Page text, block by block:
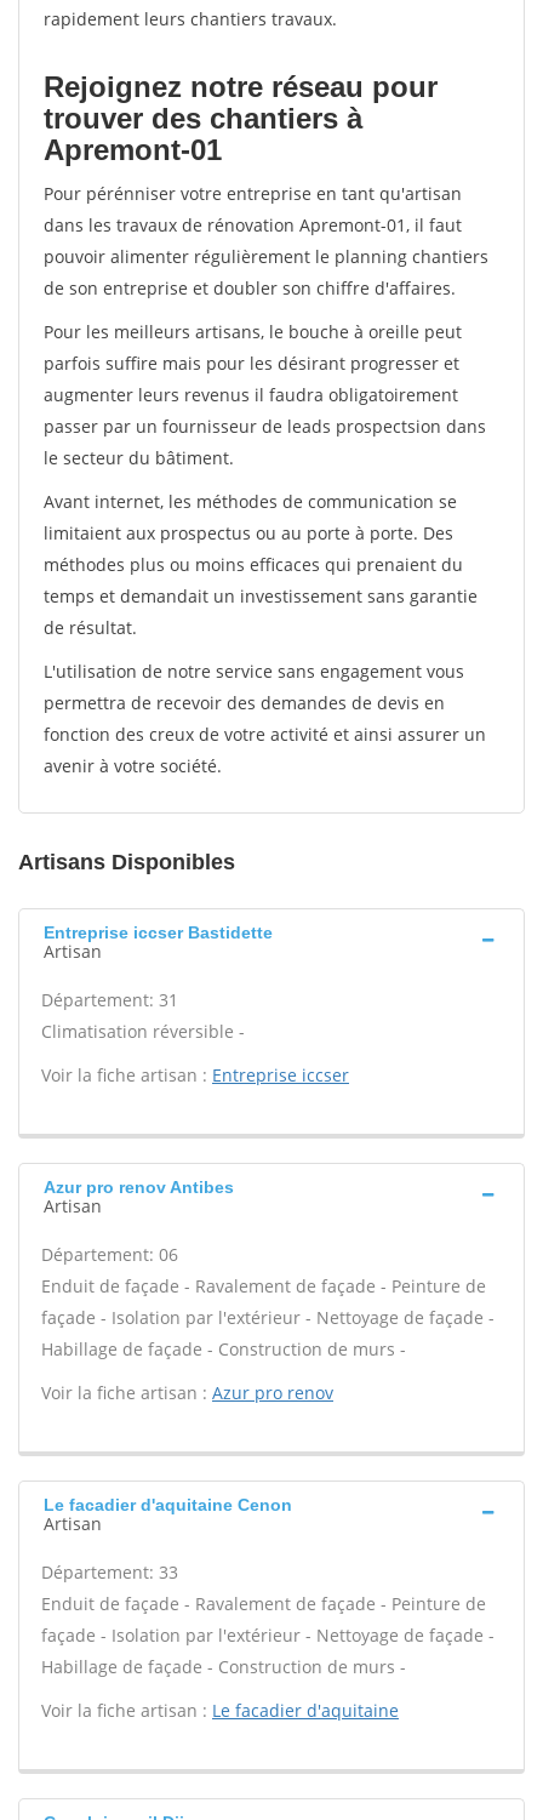
rapidement leurs chantiers travaux.
Rejoignez notre réseau pour
trouver des chantiers à
Apremont-01
Pour pérénniser votre entreprise en tant qu'artisan
dans les travaux de rénovation Apremont-01, il faut
pouvoir alimenter régulièrement le planning chantiers
de son entreprise et doubler son chiffre d'affaires.
Pour les meilleurs artisans, le bouche à oreille peut
parfois suffire mais pour les désirant progresser et
augmenter leurs revenus il faudra obligatoirement
passer par un fournisseur de leads prospectsion dans
le secteur du bâtiment.
Avant internet, les méthodes de communication se
limitaient aux prospectus ou au porte à porte. Des
méthodes plus ou moins efficaces qui prenaient du
temps et demandait un investissement sans garantie
de résultat.
L'utilisation de notre service sans engagement vous
permettra de recevoir des demandes de devis en
fonction des creux de votre activité et ainsi assurer un
avenir à votre société.
Artisans Disponibles
Entreprise iccser Bastidette
Artisan
Département: 31
Climatisation réversible -
Voir la fiche artisan : Entreprise iccser
Azur pro renov Antibes
Artisan
Département: 06
Enduit de façade - Ravalement de façade - Peinture de
façade - Isolation par l'extérieur - Nettoyage de façade -
Habillage de façade - Construction de murs -
Voir la fiche artisan : Azur pro renov
Le facadier d'aquitaine Cenon
Artisan
Département: 33
Enduit de façade - Ravalement de façade - Peinture de
façade - Isolation par l'extérieur - Nettoyage de façade -
Habillage de façade - Construction de murs -
Voir la fiche artisan : Le facadier d'aquitaine